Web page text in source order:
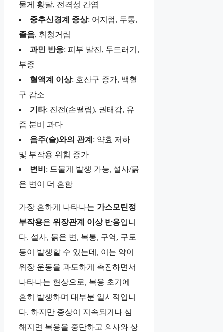
물게 황달, 전격성 간염
중추신경계 증상: 어지럼, 두통,
졸음, 휘청거림
과민 반응: 피부 발진, 두드러기,
부종
혈액계 이상: 호산구 증가, 백혈
구 감소
기타: 진전(손떨림), 권태감, 유
즙 분비 과다
음주(술)와의 관계 : 약효 저하
및 부작용 위험 증가
변비 : 드물게 발생 가능, 설사/묽
은 변이 더 흔함
가장 흔하게 나타나는 가스모틴정
부작용은 위장관계 이상 반응입니
다. 설사, 묽은 변, 복통, 구역, 구토
등이 발생할 수 있는데, 이는 약이
위장 운동을 과도하게 촉진하면서
나타나는 현상으로, 복용 초기에
흔히 발생하며 대부분 일시적입니
다. 하지만 증상이 지속되거나 심
해지면 복용을 중단하고 의사와 상